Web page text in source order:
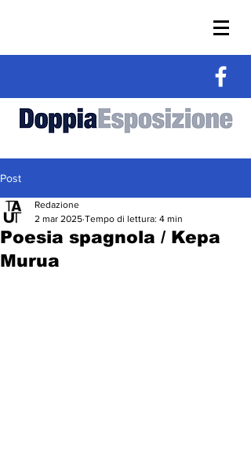
Post
Poesia spagnola / Kepa
Murua
Redazione
2 mar 2025 Tempo di lettura: 4 min